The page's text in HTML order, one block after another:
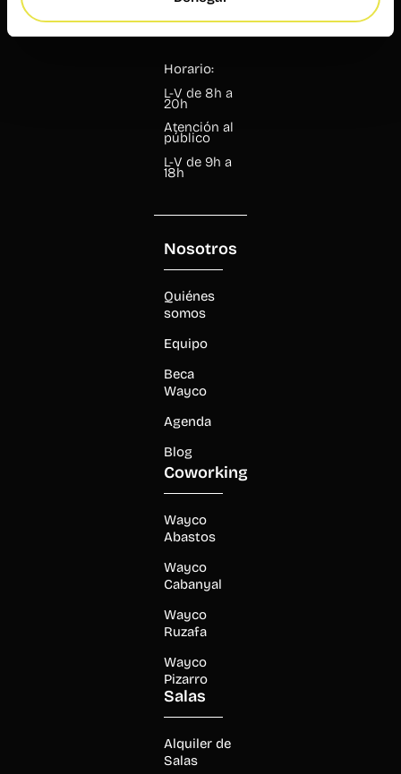
pizarro@wayco.es
Horario:
L-V de 8h a
20h
Atención al
público
L-V de 9h a
18h
Nosotros
Quiénes
somos
Equipo
Beca
Wayco
Agenda
Blog
Coworking
Wayco
Abastos
Wayco
Cabanyal
Wayco
Ruzafa
Wayco
Pizarro
Salas
Alquiler de
Salas